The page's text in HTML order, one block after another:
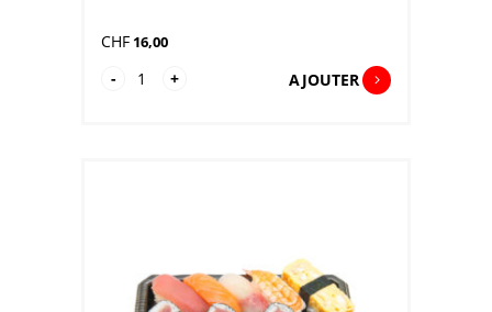
CHF 16,00
-
quantité
+ AJOUTER